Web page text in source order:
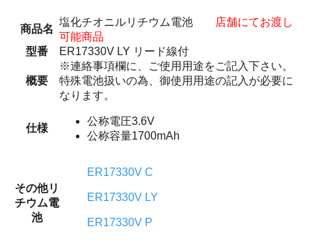
商品名
塩化チオニルリチウム電池
店舗にてお渡し
可能商品
型番
ER17330V LY リード線付
概要
※連絡事項欄に、ご使用用途をご記入下さい。
特殊電池扱いの為、御使用用途の記入が必要に
なります。
仕様
公称電圧3.6V
公称容量1700mAh
その他リ
チウム電
池
ER17330V C
ER17330V LY
ER17330V P